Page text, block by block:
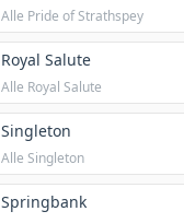
Alle Pride of Strathspey
Royal Salute
Alle Royal Salute
Singleton
Alle Singleton
Springbank